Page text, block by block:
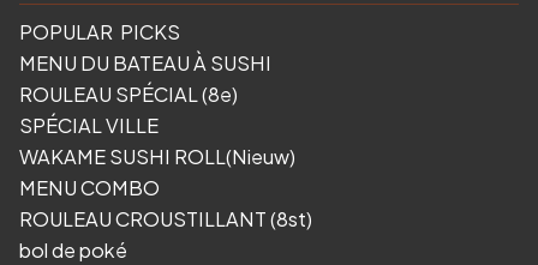
POPULAR PICKS
MENU DU BATEAU À SUSHI
ROULEAU SPÉCIAL (8e)
SPÉCIAL VILLE
WAKAME SUSHI ROLL(Nieuw)
MENU COMBO
ROULEAU CROUSTILLANT (8st)
bol de poké